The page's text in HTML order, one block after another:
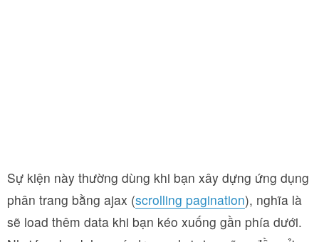
Sự kiện này thường dùng khi bạn xây dựng ứng dụng
phân trang bằng ajax (scrolling pagination), nghĩa là
sẽ load thêm data khi bạn kéo xuống gần phía dưới.